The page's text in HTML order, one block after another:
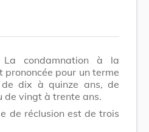
condamnation à la
prononcée pour un terme
dix à quinze ans, de
de vingt à trente ans.
de réclusion est de trois